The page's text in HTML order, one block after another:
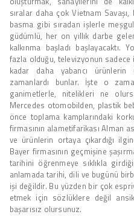
sıralar daha çok Vietnam
basma gibi sıradan işlerle
güdümlü, her on yıllık darbe
kalkınma başladı başlayacaktı.
fazla olduğu, televizyonun sadece
kadar daha yabancı ürünlerin
zamanlardı bunlar. İşte o
ganimetlerle, nitelikleri ne
Mercedes otomobilden, plastik
önce toplama kamplarındaki
firmasının alametifarikası Alman
ve ürünlerin ortaya çıkardığı
Bayer firmasının geçmişine
tarihini öğrenmeye sıklıkla
anlamada tarihi, dili ve bugünü
işi değildir. Bu yüzden bir çok
etmek için sözlüklere değil
başarısız olursunuz.